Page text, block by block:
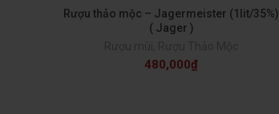
Rượu thảo mộc – Jagermeister (1lit/35%)
( Jager )
480,000₫